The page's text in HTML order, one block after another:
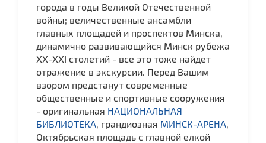
города в годы Великой Отечественной
войны; величественные ансамбли
главных площадей и проспектов Минска,
динамично развивающийся Минск рубежа
ХХ-ХХI столетий - все это тоже найдет
отражение в экскурсии. Перед Вашим
взором предстанут современные
общественные и спортивные сооружения
- оригинальная НАЦИОНАЛЬНАЯ
БИБЛИОТЕКА , грандиозная МИНСК-АРЕНА
Октябрьская площадь с главной елкой